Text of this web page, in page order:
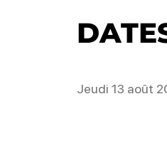
Jeudi 13 août